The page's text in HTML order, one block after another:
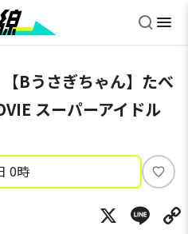
【Bうさぎちゃん】たべ
スーパーアイドル
0時
い
ね
X